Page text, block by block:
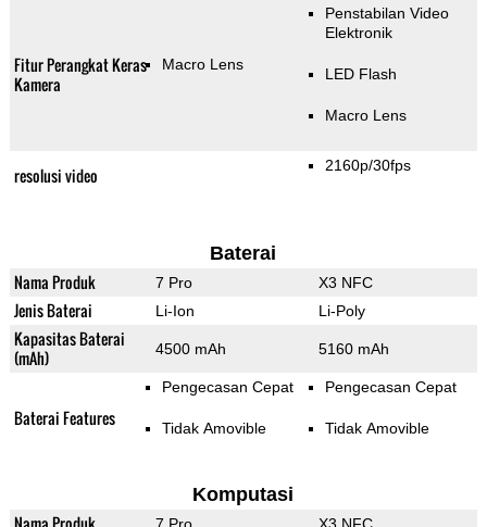
Fitur Perangkat Keras
Kamera
Macro Lens
Penstabilan Video
Elektronik
LED Flash
Macro Lens
resolusi video 2160p/30fps
Baterai
Nama Produk 7 Pro X3 NFC
Jenis Baterai Li-Ion Li-Poly
Kapasitas Baterai
(mAh)
4500 mAh 5160 mAh
Baterai Features
Pengecasan Cepat
Tidak Amovible
Pengecasan Cepat
Tidak Amovible
Komputasi